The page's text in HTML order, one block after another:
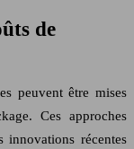
de
peuvent être mises
Ces approches
innovations récentes